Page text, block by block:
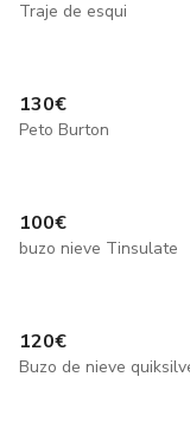
Traje de esqui
130€
Peto Burton
100€
buzo nieve Tinsulate
120€
Buzo de nieve